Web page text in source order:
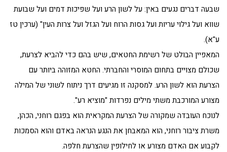
שבעה דברים נגעים באין: על לשון הרע ועל שפיכות דמים ועל שבועת
שווא ועל גילוי עריות ועל גסות הרוח ועל הגזל ועל צרות העין" (ערכין טז
ע"א).
המאפיין הבולט של רשימת החטאים, שיש בהם כדי להביא לצרעת,
שכולם מצויים בתחום המוסרי והחברתי. החטא המזוהה ביותר עם
הצרעת הוא לשון הרע. למסקנה זו מגיעים דרך ניתוח לשוני של המילה
מצורע המורכבת משתי מילים נפרדות "מוציא רע".
לנוכח העובדה שמקורה של הצרעת המקראית הוא בפגם רוחני, הכהן,
משרת ציבור רוחני, הוא המאבחן את הנגע הנראה באדם והוא הסמכות
לקבוע אם האדם מצורע או לחילופין שהצרעת חלפה.